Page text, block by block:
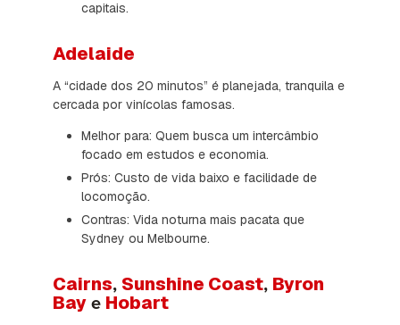
capitais.
Adelaide
A “cidade dos 20 minutos” é planejada, tranquila e
cercada por vinícolas famosas.
Melhor para: Quem busca um intercâmbio
focado em estudos e economia.
Prós: Custo de vida baixo e facilidade de
locomoção.
Contras: Vida noturna mais pacata que
Sydney ou Melbourne.
Cairns, Sunshine Coast, Byron
Bay e Hobart